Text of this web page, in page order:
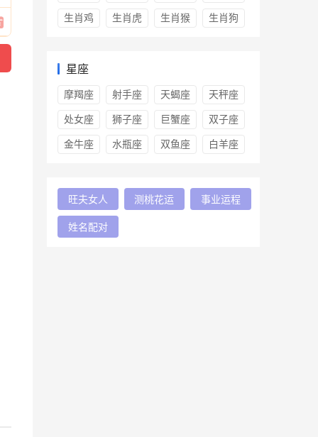
生肖鸡 生肖虎 生肖猴 生肖狗
星座
摩羯座 射手座 天蝎座 天秤座
处女座 狮子座 巨蟹座 双子座
金牛座 水瓶座 双鱼座 白羊座
旺夫女人 测桃花运 事业运程
姓名配对